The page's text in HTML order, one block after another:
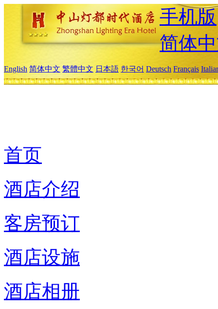
手机版
简体
English 简体中文 繁體中文 日本語 한국어 Deutsch Français
首页
酒店介绍
客房预订
酒店设施
酒店相册